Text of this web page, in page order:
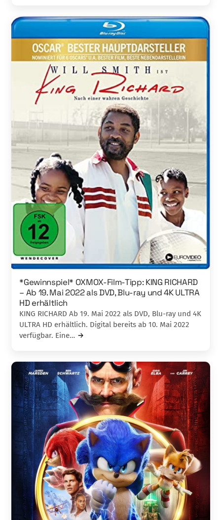
*Gewinnspiel* OXMOX-Film-Tipp: KING RICHARD
– Ab 19. Mai 2022 als DVD, Blu-ray und 4K ULTRA
HD erhältlich
KING RICHARD Ab 19. Mai 2022 als DVD, Blu-ray und 4K
ULTRA HD erhältlich. Digital bereits ab 10. Mai 2022
verfügbar. Eine…